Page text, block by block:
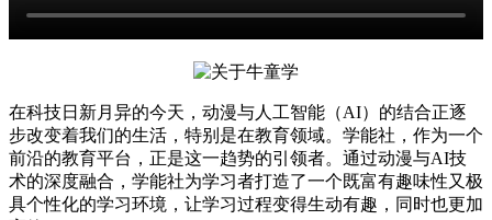
在科技日新月异的今天，动漫与人工智能（AI）的结合正逐
步改变着我们的生活，特别是在教育领域。学能社，作为一个
前沿的教育平台，正是这一趋势的引领者。通过动漫与AI技
术的深度融合，学能社为学习者打造了一个既富有趣味性又极
具个性化的学习环境，让学习过程变得生动有趣，同时也更加